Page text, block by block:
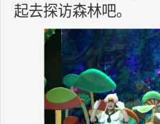
起去探访森林吧。